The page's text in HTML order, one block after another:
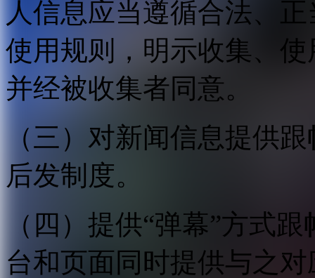
人信息应当遵循合法、
使用规则，明示收集、
并经被收集者同意。
（三）对新闻信息提供
后发制度。
（四）提供“弹幕”方式
台和页面同时提供与之